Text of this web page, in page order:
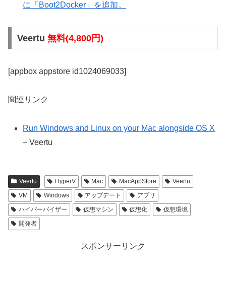
に「Boot2Docker」を追加。
Veertu 無料(4,800円)
[appbox appstore id1024069033]
関連リンク
Run Windows and Linux on your Mac alongside OS X
– Veertu
Veertu HyperV Mac MacAppStore
Veertu
VM
Windows アップデート
アプリ
ハイパーバイザー
仮想マシン 仮想化
仮想環境
開発者
スポンサーリンク